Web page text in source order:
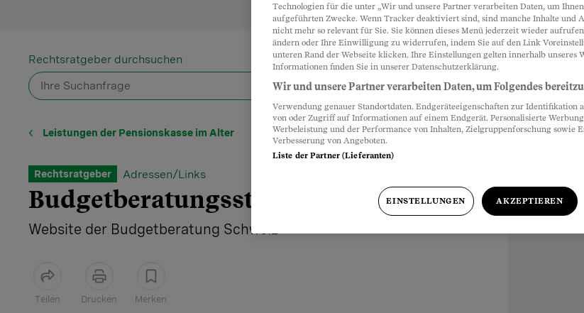
Rechtsratgeber durchsuchen
Leistungen der Pensionskasse im Alter
Rechtsratgeber Adressen/Links
Budgetberatungsstellen
Website der Budgetberatung Schweiz
Teilen Drucken Merken
Technologien für die unter „Wir und unsere Partner verarbeiten Daten, um
aufgeführten Zwecke. Wenn Tracker deaktiviert sind, sind manche Inhalte und
nicht mehr so relevant für Sie. Sie können dieses Menü jederzeit wieder
ändern oder Ihre Einwilligung zu widerrufen, indem Sie auf den Link
unteren Rand der Webseite klicken. Ihre Einstellungen gelten innerhalb unseres
Informationen finden Sie in unserer Datenschutzerklärung.
Wir und unsere Partner verarbeiten Daten, um Folgendes
Verwendung genauer Standortdaten. Endgeräteeigenschaften zur Identifikation
von oder Zugriff auf Informationen auf einem Endgerät. Personalisierte
Werbeleistung und der Performance von Inhalten, Zielgruppenforschung sowie
Verbesserung von Angeboten.
Liste der Partner (Lieferanten)
EINSTELLUNGEN AKZEPTIEREN